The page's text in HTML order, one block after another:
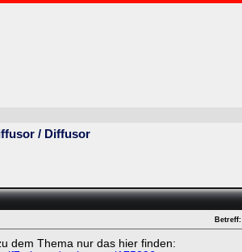
/ Diffusor
Betreff:
dem Thema nur das hier finden: